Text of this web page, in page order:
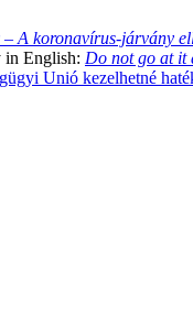
– A koronavírus-járvány
in English: Do not go at it
Unió kezelhetné